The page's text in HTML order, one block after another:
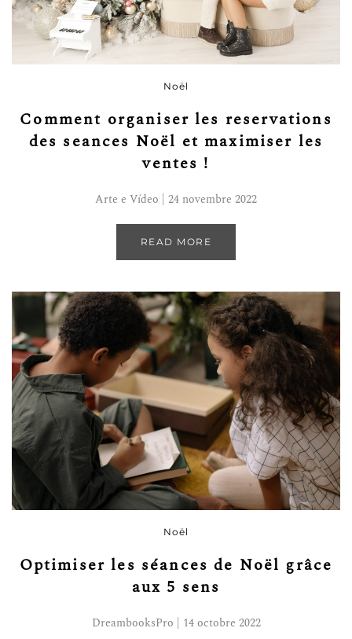
Noël
Comment organiser les reservations
des seances Noël et maximiser les
ventes !
Arte e Vídeo | 24 novembre 2022
READ MORE
Noël
Optimiser les séances de Noël grâce
aux 5 sens
DreambooksPro | 14 octobre 2022